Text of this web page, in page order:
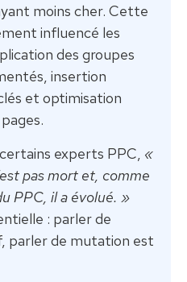
moins cher. Cette
influencé les
des groupes
insertion
et optimisation
experts PPC, «
pas mort et, comme
PPC, il a évolué. »
: parler de
parler de mutation est